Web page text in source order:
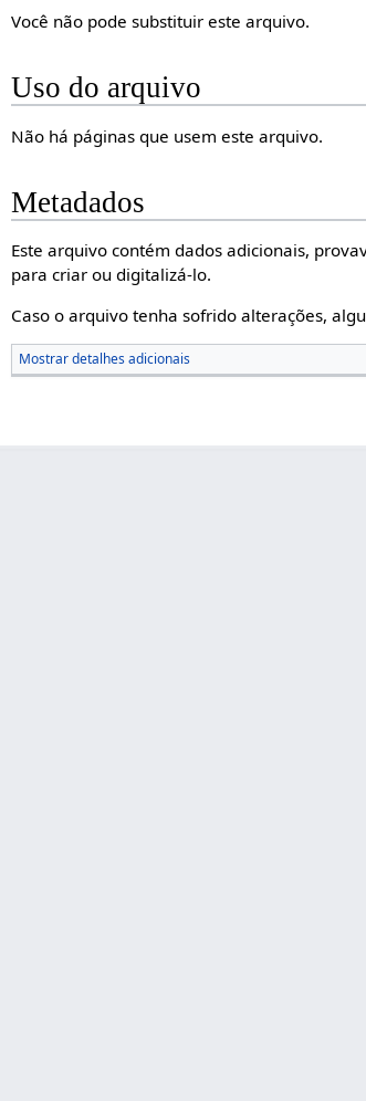
Você não pode substituir este arquivo.
Uso do arquivo
Não há páginas que usem este arquivo.
Metadados
Este arquivo contém dados adicionais,
para criar ou digitalizá-lo.
Caso o arquivo tenha sofrido alterações,
Mostrar detalhes adicionais